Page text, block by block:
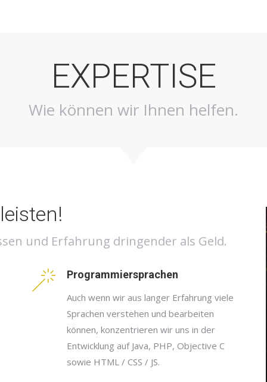
EXPERTISE
Wie können wir Ihnen helfen.
und Erfahrung dringender als Geld.
Programmiersprachen
Auch wenn wir aus langer Erfahrung viele
Sprachen verstehen und bearbeiten
können, konzentrieren wir uns in der
Entwicklung auf Java, PHP, Objective C
sowie HTML / CSS / JS.